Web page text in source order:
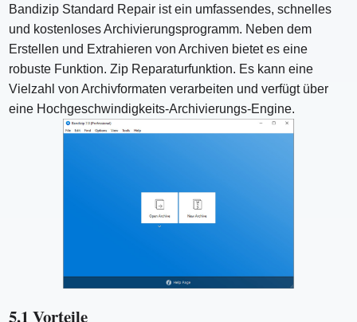
Bandizip Standard Repair ist ein umfassendes, schnelles
und kostenloses Archivierungsprogramm. Neben dem
Erstellen und Extrahieren von Archiven bietet es eine
robuste Funktion. Zip Reparaturfunktion. Es kann eine
Vielzahl von Archivformaten verarbeiten und verfügt über
eine Hochgeschwindigkeits-Archivierungs-Engine.
5.1 Vorteile